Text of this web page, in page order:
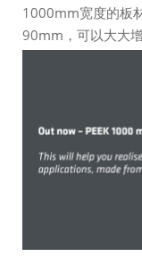
1000mm宽度的板
90mm，可以大大